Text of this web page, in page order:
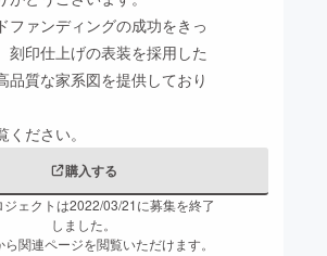
・起業
り・地域活性化
Social Good
ふるさと納税machi-ya
ファンディングの成功をきっ
刻印仕上げの表装を採用した
品質な家系図を提供しており
ください。
購入する
ジェクトは2022/03/21に募集を終了
しました。
ら関連ページを閲覧いただけます。